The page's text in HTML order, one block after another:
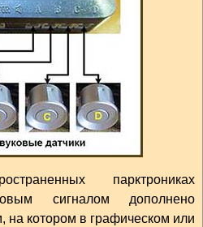
парктрониках
сигналом дополнено
на котором в графическом или